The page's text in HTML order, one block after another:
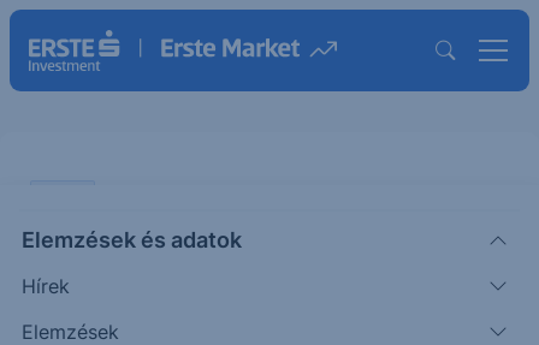
Elemzések és adatok
Hírek
Elemzések